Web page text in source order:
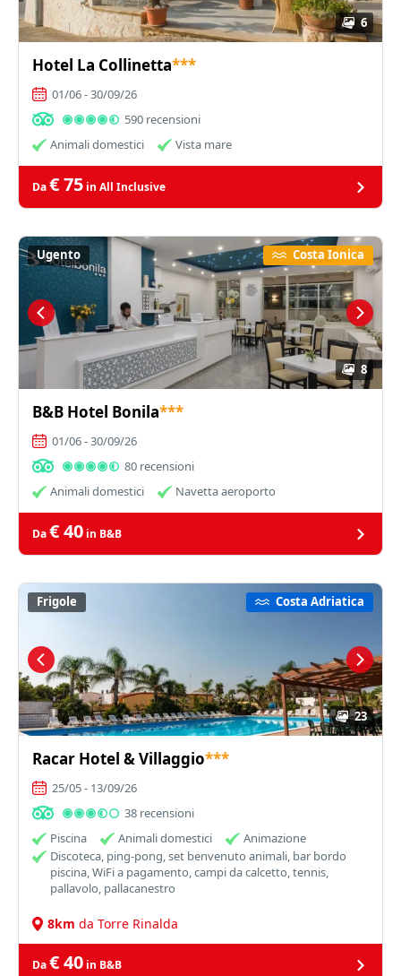
6
Hotel La Collinetta***
01/06 - 30/09/26
590 recensioni
Animali domestici
Vista mare
Da€ 75 in All Inclusive
8
Ugento Costa Ionica
B&B Hotel Bonila***
01/06 - 30/09/26
80 recensioni
Animali domestici
Navetta aeroporto
Da€ 40 in B&B
23
Frigole Costa Adriatica
Racar Hotel & Villaggio***
25/05 - 13/09/26
38 recensioni
Piscina
Animali domestici
Animazione
Discoteca, ping-pong, set benvenuto animali, bar bordo
piscina, WiFi a pagamento, campi da calcetto, tennis,
pallavolo, pallacanestro
8km da Torre Rinalda
Da€ 40 in B&B